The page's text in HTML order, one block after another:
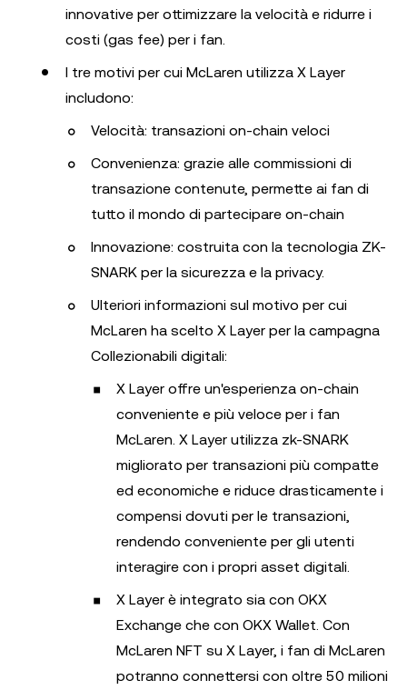
innovative per ottimizzare la velocità e ridurre i
costi (gas fee) per i fan.
I tre motivi per cui McLaren utilizza X Layer
includono:
Velocità: transazioni on-chain veloci
Convenienza: grazie alle commissioni di
transazione contenute, permette ai fan di
tutto il mondo di partecipare on-chain
Innovazione: costruita con la tecnologia ZK-
SNARK per la sicurezza e la privacy.
Ulteriori informazioni sul motivo per cui
McLaren ha scelto X Layer per la campagna
Collezionabili digitali:
X Layer offre un'esperienza on-chain
conveniente e più veloce per i fan
McLaren. X Layer utilizza zk-SNARK
migliorato per transazioni più compatte
ed economiche e riduce drasticamente i
compensi dovuti per le transazioni,
rendendo conveniente per gli utenti
interagire con i propri asset digitali.
X Layer è integrato sia con OKX
Exchange che con OKX Wallet. Con
McLaren NFT su X Layer, i fan di McLaren
potranno connettersi con oltre 50 milioni